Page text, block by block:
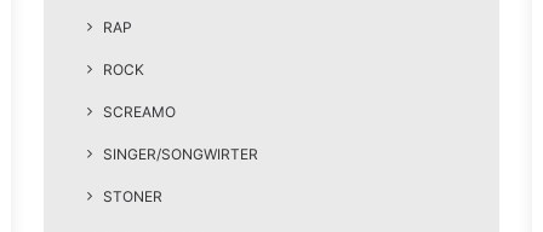
RAP
ROCK
SCREAMO
SINGER/SONGWIRTER
STONER